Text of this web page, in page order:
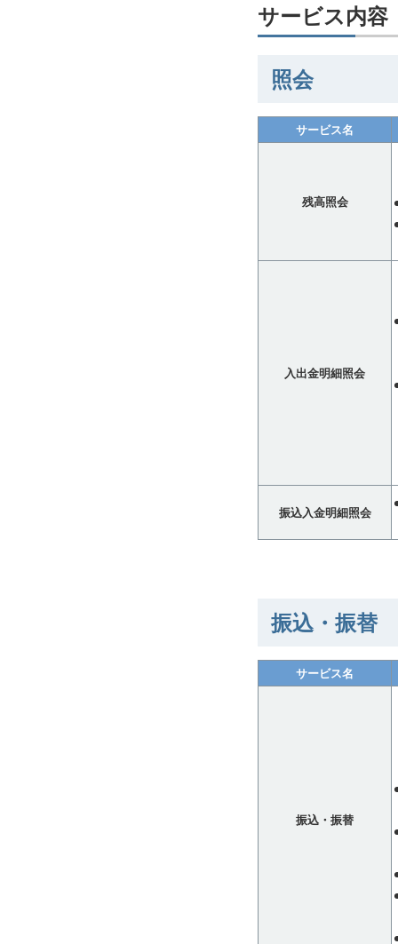
サービス内容
照会
サービス名
残高照会
入出金明細照会
振込入金明細照会
振込・振替
サービス名
振込・振替